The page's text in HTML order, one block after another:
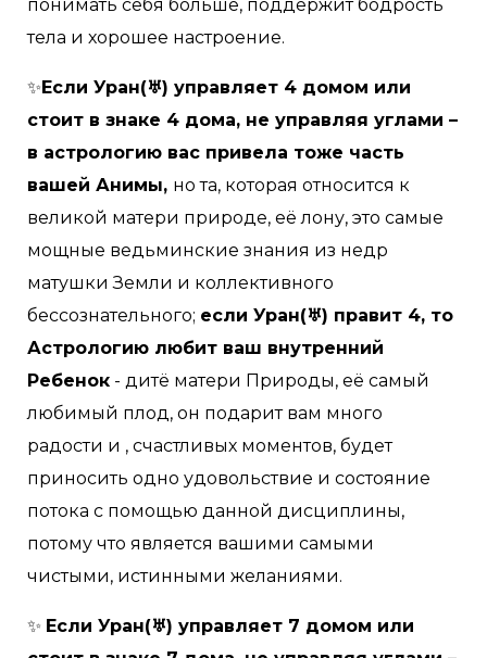
понимать себя больше, поддержит бодрость
тела и хорошее настроение.
✨Если Уран(♅) управляет 4 домом или
стоит в знаке 4 дома, не управляя углами –
в астрологию вас привела тоже часть
вашей Анимы, но та, которая относится к
великой матери природе, её лону, это самые
мощные ведьминские знания из недр
матушки Земли и коллективного
бессознательного; если Уран(♅) правит 4, то
Астрологию любит ваш внутренний
Ребенок - дитё матери Природы, её самый
любимый плод, он подарит вам много
радости и , счастливых моментов, будет
приносить одно удовольствие и состояние
потока с помощью данной дисциплины,
потому что является вашими самыми
чистыми, истинными желаниями.
✨ Если Уран(♅) управляет 7 домом или